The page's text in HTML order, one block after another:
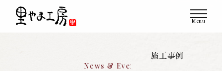
施工事例
News & Event